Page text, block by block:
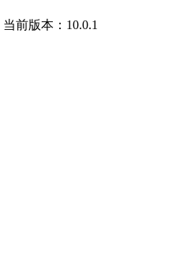
当前版本：10.0.1